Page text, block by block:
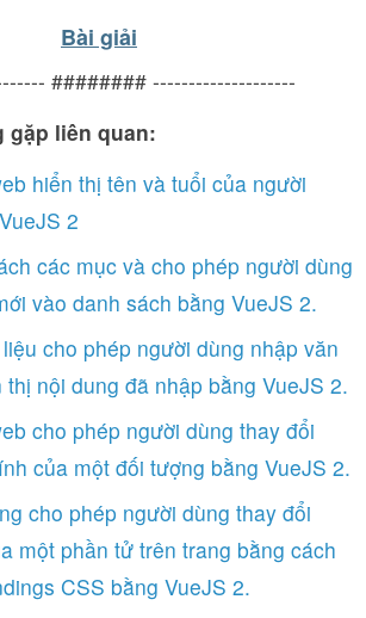
Bài giải
######## --------------------
gặp liên quan:
hiển thị tên và tuổi của người
2
các mục và cho phép người dùng
vào danh sách bằng VueJS 2.
cho phép người dùng nhập văn
thị nội dung đã nhập bằng VueJS 2.
cho phép người dùng thay đổi
của một đối tượng bằng VueJS 2.
cho phép người dùng thay đổi
một phần tử trên trang bằng cách
CSS bằng VueJS 2.